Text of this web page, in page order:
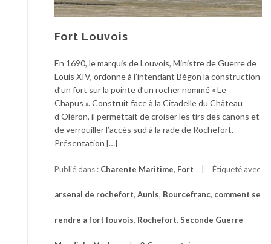
Fort Louvois
En 1690, le marquis de Louvois, Ministre de Guerre de
Louis XIV, ordonne à l’intendant Bégon la construction
d’un fort sur la pointe d’un rocher nommé « Le
Chapus ». Construit face à la Citadelle du Château
d’Oléron, il permettait de croiser les tirs des canons et
de verrouiller l’accès sud à la rade de Rochefort.
Présentation […]
Publié dans : Charente Maritime, Fort Étiqueté avec
arsenal de rochefort, Aunis, Bourcefranc, comment se
rendre a fort louvois, Rochefort, Seconde Guerre